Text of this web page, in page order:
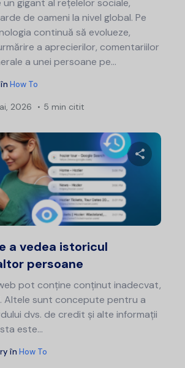
gigant al rețelelor sociale,
de oameni la nivel global. Pe
continuă să evolueze,
a aprecierilor, comentariilor
a unei persoane pe...
în How To
2026 5 min citit
a vedea istoricul
persoane
pot conține conținut inadecvat,
Altele sunt concepute pentru a
dvs. de credit și alte informații
este...
în How To